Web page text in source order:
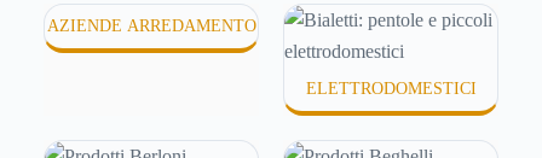
o difficili da assorbire.
AZIENDE ARREDAMENTO
ELETTRODOMESTICI